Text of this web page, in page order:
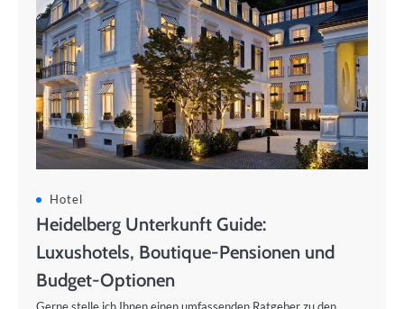
Hotel
Heidelberg Unterkunft Guide:
Luxushotels, Boutique-Pensionen und
Budget-Optionen